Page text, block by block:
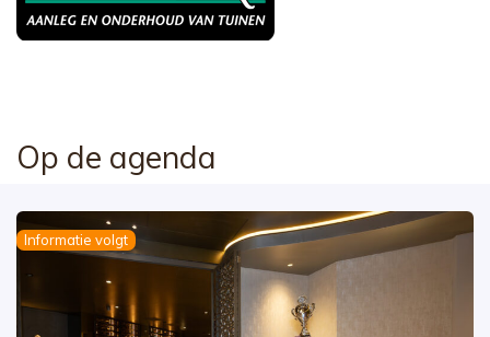
Op de agenda
Informatie volgt